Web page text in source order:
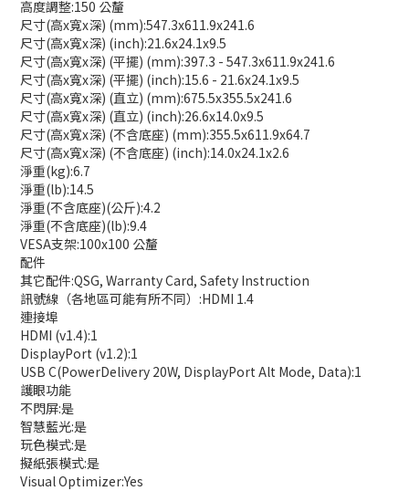
高度調整:150 公釐
尺寸(高x寬x深) (mm):547.3x611.9x241.6
尺寸(高x寬x深) (inch):21.6x24.1x9.5
尺寸(高x寬x深) (平擺) (mm):397.3 - 547.3x611.9x241.6
尺寸(高x寬x深) (平擺) (inch):15.6 - 21.6x24.1x9.5
尺寸(高x寬x深) (直立) (mm):675.5x355.5x241.6
尺寸(高x寬x深) (直立) (inch):26.6x14.0x9.5
尺寸(高x寬x深) (不含底座) (mm):355.5x611.9x64.7
尺寸(高x寬x深) (不含底座) (inch):14.0x24.1x2.6
淨重(kg):6.7
淨重(lb):14.5
淨重(不含底座)(公斤):4.2
淨重(不含底座)(lb):9.4
VESA支架:100x100 公釐
配件
其它配件:QSG, Warranty Card, Safety Instruction
訊號線（各地區可能有所不同）:HDMI 1.4
連接埠
HDMI (v1.4):1
DisplayPort (v1.2):1
USB C(PowerDelivery 20W, DisplayPort Alt Mode, Data):1
護眼功能
不閃屏:是
智慧藍光:是
玩色模式:是
擬紙張模式:是
Visual Optimizer:Yes